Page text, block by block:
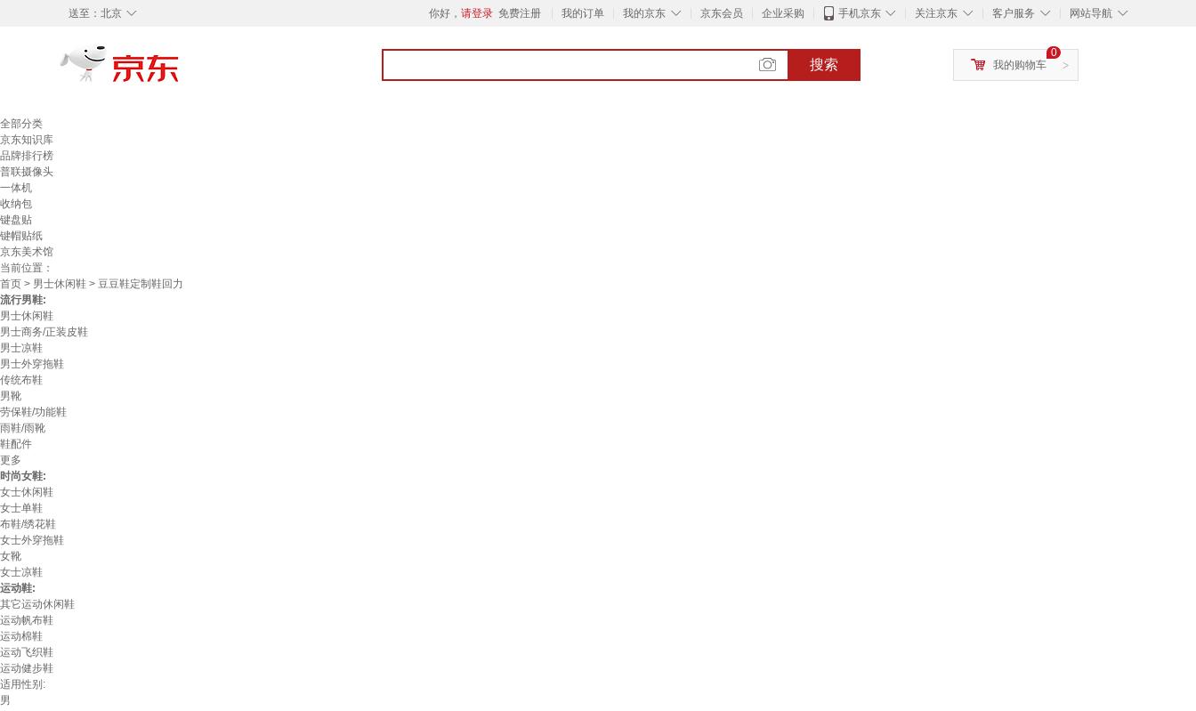
◇
送至： 北京 你好， 请登录 免费注册 我的订单 ◇
我的京东 京东会员 企业采购 ◇
手机京东 ◇
关注京东 ◇
客户服务 ◇
网站导航
搜索 >
0
我的购物车
全部分类
京东知识库
品牌排行榜
普联摄像头
一体机
收纳包
键盘贴
键帽贴纸
京东美术馆
当前位置：
首页 > 男士休闲鞋 > 豆豆鞋定制鞋回力
流行男鞋:
男士休闲鞋
男士商务/正装皮鞋
男士凉鞋
男士外穿拖鞋
传统布鞋
男靴
劳保鞋/功能鞋
雨鞋/雨靴
鞋配件
更多
时尚女鞋:
女士休闲鞋
女士单鞋
布鞋/绣花鞋
女士外穿拖鞋
女靴
女士凉鞋
运动鞋:
其它运动休闲鞋
运动帆布鞋
运动棉鞋
运动飞织鞋
运动健步鞋
适用性别:
男